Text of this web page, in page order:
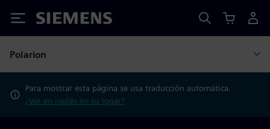
Siemens
Polarion
Para mostrar esta página se usa traducción automática.
¿Ver en inglés en su lugar?